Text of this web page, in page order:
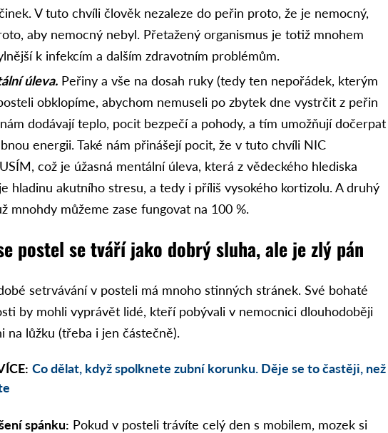
V tuto chvíli člověk nezaleze do peřin proto, že je nemocný,
aby nemocný nebyl. Přetažený organismus je totiž mnohem
k infekcím a dalším zdravotním problémům.
úleva. Peřiny a vše na dosah ruky (tedy ten nepořádek, kterým
obklopíme, abychom nemuseli po zbytek dne vystrčit z peřin
dodávají teplo, pocit bezpečí a pohody, a tím umožňují dočerpat
energii. Také nám přinášejí pocit, že v tuto chvíli NIC
což je úžasná mentální úleva, která z vědeckého hlediska
hladinu akutního stresu, a tedy i příliš vysokého kortizolu. A druhý
mnohdy můžeme zase fungovat na 100 %.
postel se tváří jako dobrý sluha, ale je zlý pán
setrvávání v posteli má mnoho stinných stránek. Své bohaté
by mohli vyprávět lidé, kteří pobývali v nemocnici dlouhodoběji
na lůžku (třeba i jen částečně).
Co dělat, když spolknete zubní korunku. Děje se to častěji, než
spánku: Pokud v posteli trávíte celý den s mobilem, mozek si